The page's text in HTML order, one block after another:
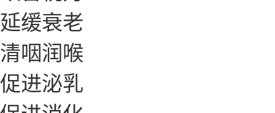
延缓衰老
清咽润喉
促进泌乳